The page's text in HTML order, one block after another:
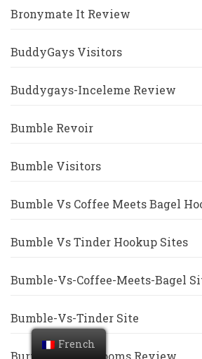
Bronymate It Review
BuddyGays Visitors
Buddygays-Inceleme Review
Bumble Revoir
Bumble Visitors
Bumble Vs Coffee Meets Bagel
Bumble Vs Tinder Hookup Sites
Bumble-Vs-Coffee-Meets-Bagel
Bumble-Vs-Tinder Site
Burmese-Chat-Rooms Review
French